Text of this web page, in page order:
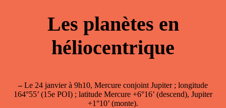
Les planètes en
héliocentrique
–Le 24 janvier à 9h10, Mercure conjoint Jupiter ; longitude
164°55’ (15e POI) ; latitude Mercure +6°16’ (descend), Jupiter
+1°10’ (monte).